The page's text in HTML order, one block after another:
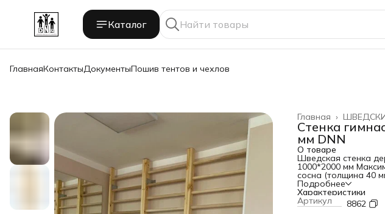
Каталог
ГлавнаяКонтактыДокументыПошив тентов и чехлов
Главная ›
Стенка
мм DNN
О товаре
Шведская стенка
1000*2000 мм
сосна (толщина 40
высота: 2000 мм;
лак или краска на
поставляется в
Подробнее
Характеристики
Артикул
8862